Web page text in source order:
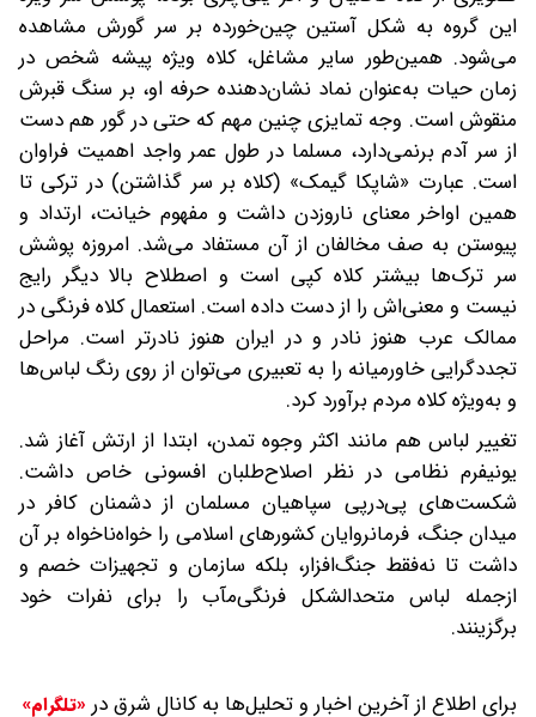
این گروه‌ به شکل آستین چین‌خورده بر سر گورش مشاهده
می‌شود. همین‌طور سایر مشاغل، کلاه ویژه پیشه شخص در
زمان حیات به‌عنوان نماد نشان‌دهنده حرفه او، بر سنگ قبرش
منقوش است. وجه تمایزی چنین مهم که حتی در گور هم دست
از سر آدم بر‌نمی‌دارد، مسلما در طول عمر واجد اهمیت فراوان
است. عبارت «شاپکا گیمک» (کلاه بر سر گذاشتن) در ترکی تا
همین اواخر معنای نارو‌زدن داشت و مفهوم خیانت، ارتداد و
پیوستن به صف مخالفان از آن مستفاد می‌شد. امروزه پوشش
سر ترک‌ها بیشتر کلاه کپی‌ است و اصطلاح بالا دیگر رایج
نیست و معنی‌اش را از دست داده است. استعمال کلاه فرنگی در
ممالک عرب هنوز نادر‌ و در ایران هنوز نادرتر‌ است. مراحل
تجددگرایی خاورمیانه را به تعبیری می‌توان از روی رنگ لباس‌ها
و به‌ویژه کلاه مردم برآورد کرد.
تغییر لباس هم‌ مانند اکثر وجوه تمدن، ابتدا از ارتش آغاز شد.
یونیفرم نظامی در نظر اصلاح‌طلبان افسونی خاص داشت.
شکست‌های پی‌در‌پی سپاهیان مسلمان از دشمنان کافر در
میدان جنگ، فرمانروایان کشورهای اسلامی را خواه‌ناخواه بر آن
داشت تا نه‌فقط جنگ‌افزار، بلکه سازمان و تجهیزات خصم و
از‌جمله لباس متحدالشکل فرنگی‌مآب را برای نفرات خود
برگزینند.
برای اطلاع از آخرین اخبار و تحلیل‌ها به کانال شرق در «تلگرام»